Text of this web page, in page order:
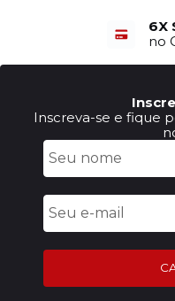
6X
no
Inscreva-se e fique